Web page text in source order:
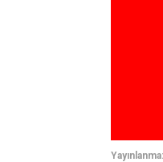
Yayınlanma: